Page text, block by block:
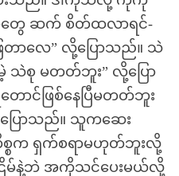
မတွေ ဆက် စိတ်ထလာရင်-
ာလေ” လို့ပြောသည်။ သဲ
သဲစု မတတ်ဘူး” လို့ပြော
ာင်ဖြစ်နေပြီမတတ်ဘူး
ြောသည်။ သူကဆေး
စ္စက ရှက်စရာမဟုတ်ဘူးလို့
ြိမ်နဲ့ဘဲ အကိုသင်ပေးမယ်လို့